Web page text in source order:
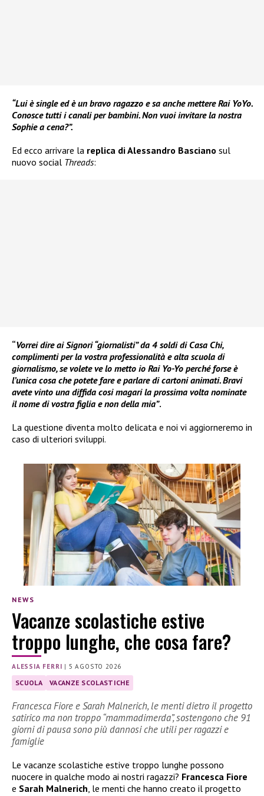
“Lui è single ed è un bravo ragazzo e sa anche mettere Rai YoYo.
Conosce tutti i canali per bambini. Non vuoi invitare la nostra
Sophie a cena?”.
Ed ecco arrivare la replica di Alessandro Basciano sul
nuovo social Threads:
“Vorrei dire ai Signori “giornalisti” da 4 soldi di Casa Chi,
complimenti per la vostra professionalità e alta scuola di
giornalismo, se volete ve lo metto io Rai Yo-Yo perché forse è
l’unica cosa che potete fare e parlare di cartoni animati. Bravi
avete vinto una diffida cosi magari la prossima volta nominate
il nome di vostra figlia e non della mia”.
La questione diventa molto delicata e noi vi aggiorneremo in
caso di ulteriori sviluppi.
NEWS
Vacanze scolastiche estive
troppo lunghe, che cosa fare?
ALESSIA FERRI | 5 AGOSTO 2026
SCUOLA VACANZE SCOLASTICHE
Francesca Fiore e Sarah Malnerich, le menti dietro il progetto
satirico ma non troppo “mammadimerda”, sostengono che 91
giorni di pausa sono più dannosi che utili per ragazzi e
famiglie
Le vacanze scolastiche estive troppo lunghe possono
nuocere in qualche modo ai nostri ragazzi? Francesca Fiore
e Sarah Malnerich, le menti che hanno creato il progetto